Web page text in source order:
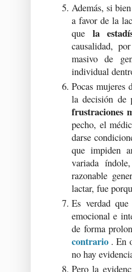
Además, si
a favor de la
que la
causalidad,
masivo de
individual
Pocas mujeres
la decisión de
frustraciones
pecho, el
darse
que impiden
variada
razonable
lactar, fue
Es verdad
emocional e
de forma
contrario . En
no hay
Pero la